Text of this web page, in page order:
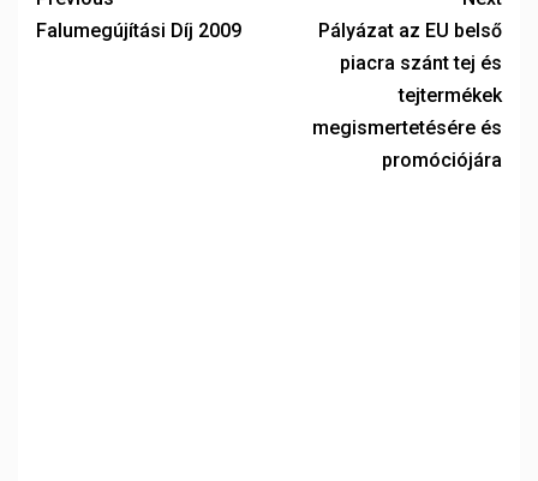
Falumegújítási Díj 2009
Pályázat az EU belső
piacra szánt tej és
tejtermékek
megismertetésére és
promóciójára